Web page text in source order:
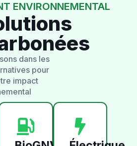
ENVIRONNEMENTAL
dans les
pour
impact